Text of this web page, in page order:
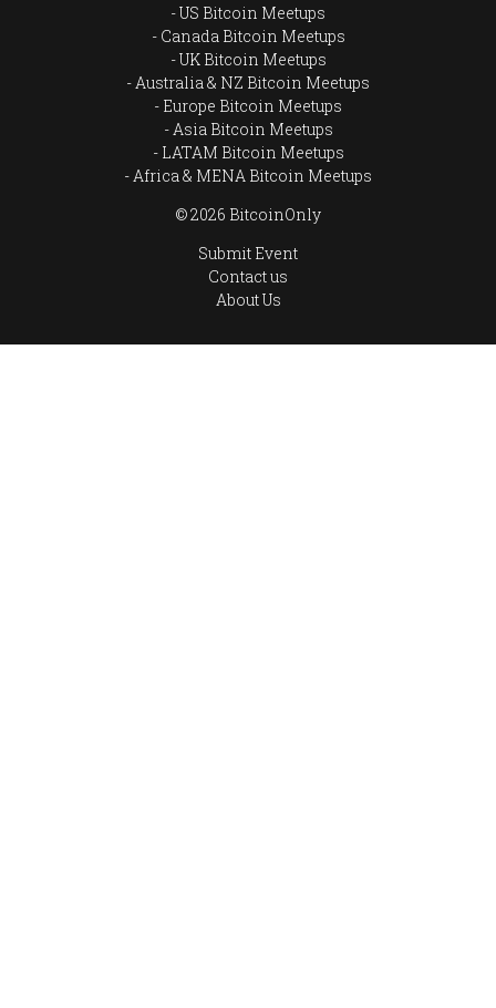
US Bitcoin Meetups
Canada Bitcoin Meetups
UK Bitcoin Meetups
Australia & NZ Bitcoin Meetups
Europe Bitcoin Meetups
Asia Bitcoin Meetups
LATAM Bitcoin Meetups
Africa & MENA Bitcoin Meetups
© 2026 BitcoinOnly
Submit Event
Contact us
About Us